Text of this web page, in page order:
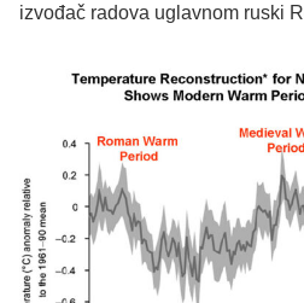
izvođač radova uglavnom ruski